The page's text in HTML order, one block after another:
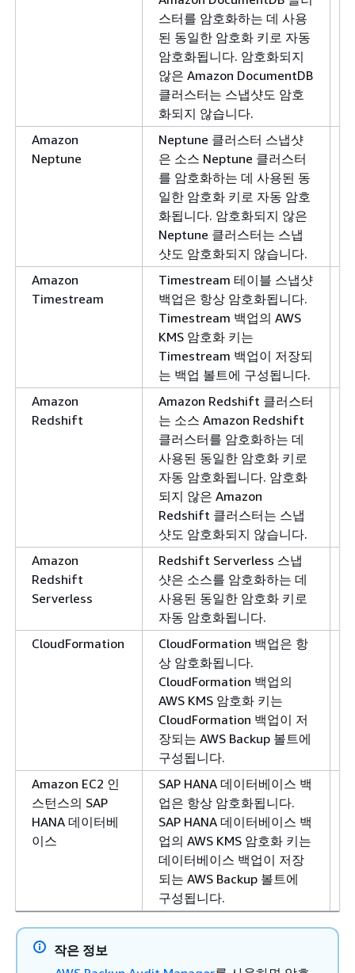
스터를 암호화하는 데 사용
된 동일한 암호화 키로 자동
암호화됩니다. 암호화되지
않은 Amazon DocumentDB
클러스터는 스냅샷도 암호
화되지 않습니다.
Amazon
Neptune
Neptune 클러스터 스냅샷
은 소스 Neptune 클러스터
를 암호화하는 데 사용된 동
일한 암호화 키로 자동 암호
화됩니다. 암호화되지 않은
Neptune 클러스터는 스냅
샷도 암호화되지 않습니다.
Amazon
Timestream
Timestream 테이블 스냅샷
백업은 항상 암호화됩니다.
Timestream 백업의 AWS
KMS 암호화 키는
Timestream 백업이 저장되
는 백업 볼트에 구성됩니다.
Amazon
Redshift
Amazon Redshift 클러스터
는 소스 Amazon Redshift
클러스터를 암호화하는 데
사용된 동일한 암호화 키로
자동 암호화됩니다. 암호화
되지 않은 Amazon
Redshift 클러스터는 스냅
샷도 암호화되지 않습니다.
Amazon
Redshift
Serverless
Redshift Serverless 스냅
샷은 소스를 암호화하는 데
사용된 동일한 암호화 키로
자동 암호화됩니다.
CloudFormation
CloudFormation 백업은 항
상 암호화됩니다.
CloudFormation 백업의
AWS KMS 암호화 키는
CloudFormation 백업이 저
장되는 AWS Backup 볼트에
구성됩니다.
Amazon EC2 인
스턴스의 SAP
HANA 데이터베
이스
SAP HANA 데이터베이스 백
업은 항상 암호화됩니다.
SAP HANA 데이터베이스 백
업의 AWS KMS 암호화 키는
데이터베이스 백업이 저장
되는 AWS Backup 볼트에
구성됩니다.
작은 정보